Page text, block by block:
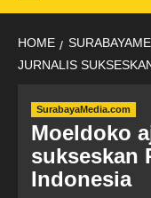
HOME
JURNALIS
SurabayaMedia.com
Moeldoko
sukseskan
Indonesia